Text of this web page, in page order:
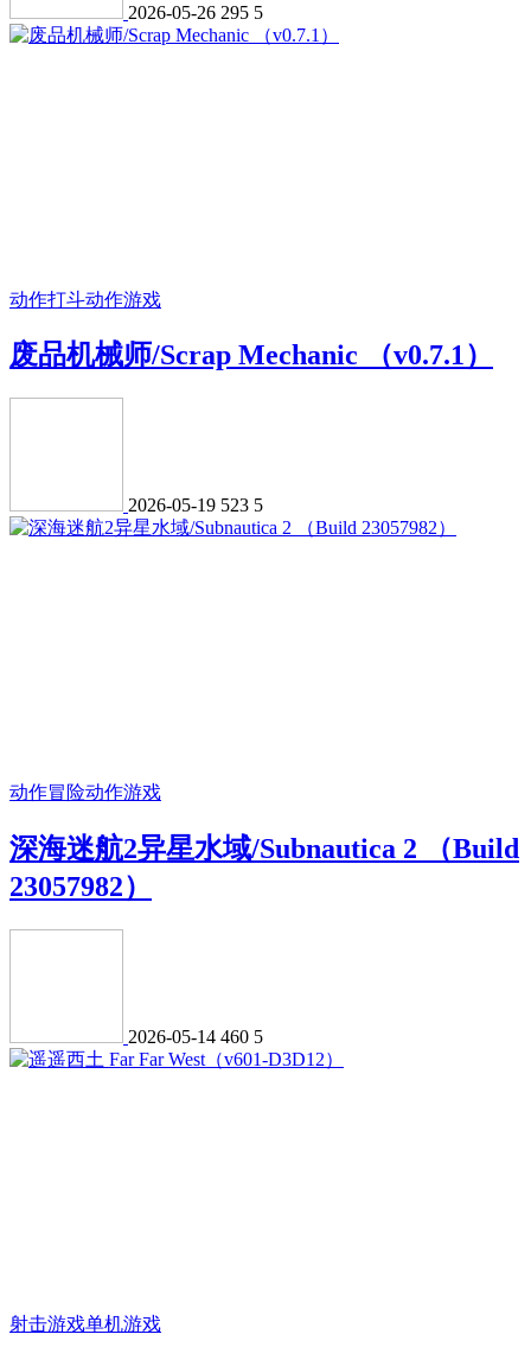
2026-05-26 295 5
动作打斗动作游戏
废品机械师/Scrap Mechanic （v0.7.1）
2026-05-19 523 5
动作冒险动作游戏
深海迷航2异星水域/Subnautica 2 （Build
23057982）
2026-05-14 460 5
射击游戏单机游戏